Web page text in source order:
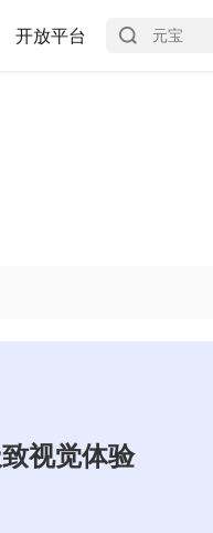
开放平台
视觉体验